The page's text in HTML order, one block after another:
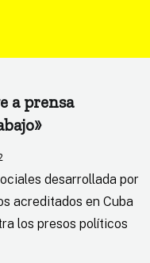
a prensa
desarrollada por
acreditados en Cuba
los presos políticos